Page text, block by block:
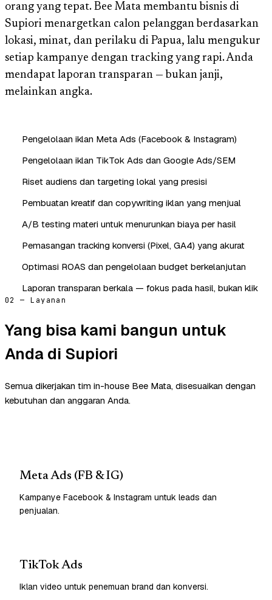
orang yang tepat. Bee Mata membantu bisnis di
Supiori menargetkan calon pelanggan berdasarkan
lokasi, minat, dan perilaku di Papua, lalu mengukur
setiap kampanye dengan tracking yang rapi. Anda
mendapat laporan transparan — bukan janji,
melainkan angka.
Pengelolaan iklan Meta Ads (Facebook & Instagram)
Pengelolaan iklan TikTok Ads dan Google Ads/SEM
Riset audiens dan targeting lokal yang presisi
Pembuatan kreatif dan copywriting iklan yang menjual
A/B testing materi untuk menurunkan biaya per hasil
Pemasangan tracking konversi (Pixel, GA4) yang akurat
Optimasi ROAS dan pengelolaan budget berkelanjutan
Laporan transparan berkala — fokus pada hasil, bukan klik
02 — Layanan
Yang bisa kami bangun untuk
Anda di Supiori
Semua dikerjakan tim in-house Bee Mata, disesuaikan dengan
kebutuhan dan anggaran Anda.
Meta Ads (FB & IG)
Kampanye Facebook & Instagram untuk leads dan
penjualan.
TikTok Ads
Iklan video untuk penemuan brand dan konversi.